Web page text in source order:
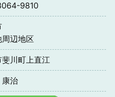
9810
辺地区
斐川町上直江
治